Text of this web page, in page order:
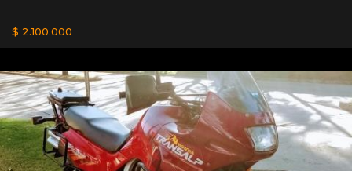
$ 2.100.000